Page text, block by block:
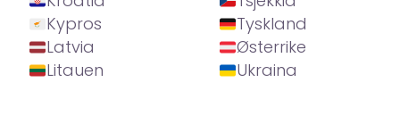
Kypros
Latvia
Litauen
Tyskland
Østerrike
Ukraina